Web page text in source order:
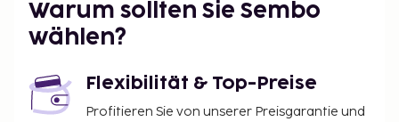
Warum sollten Sie Sembo
wählen?
Flexibilität & Top-Preise
Profitieren Sie von unserer Preisgarantie und